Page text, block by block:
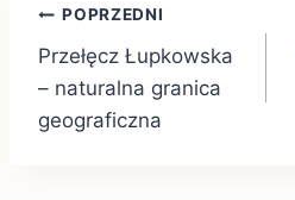
Nawigacja
wpisu
POPRZEDNI
Przełęcz Łupkowska
– naturalna granica
geograficzna